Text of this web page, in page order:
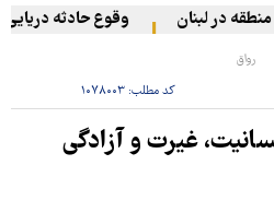
در لبنان وقوع حادثه دریایی
رواق
کد مطلب: ۱۰۷۸۰۰۳
غیرت و آزادگی